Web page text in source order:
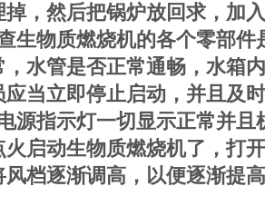
，然后把锅炉放回求，加
生物质燃烧机的各个零部
水管是否正常通畅，水箱
当立即停止启动，并且及
源指示灯一切显示正常并
启动生物质燃烧机了，打
档逐渐调高，以便逐渐提